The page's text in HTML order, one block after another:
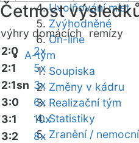
Uvolňování míst
Zvýhodněné
On-line
A-tým
Soupiska
Změny v kádru
Realizační tým
Statistiky
Zranění /
Četnost
výhry domácích
2:0
2x
2:1
5x
2:1sn 3x
3:0
6x
3:1
10x
3:2
8x